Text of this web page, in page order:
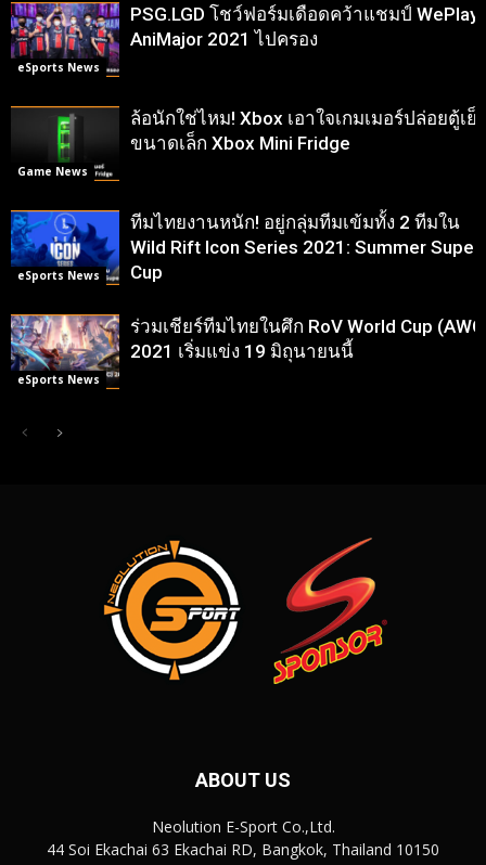
eSports News
PSG.LGD โชว์ฟอร์มเดือดคว้าแชมป์ WePlay
AniMajor 2021 ไปครอง
Game News
ล้อนักใช่ไหม! Xbox เอาใจเกมเมอร์ปล่อยตู้เย็
ขนาดเล็ก Xbox Mini Fridge
eSports News
ทีมไทยงานหนัก! อยู่กลุ่มทีมเข้มทั้ง 2 ทีมใน
Wild Rift Icon Series 2021: Summer Super
Cup
eSports News
ร่วมเชียร์ทีมไทยในศึก RoV World Cup
2021 เริ่มแข่ง 19 มิถุนายนนี้
ABOUT US
Neolution E-Sport Co.,Ltd.
44 Soi Ekachai 63 Ekachai RD, Bangkok, Thailand 10150